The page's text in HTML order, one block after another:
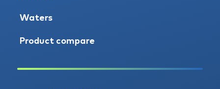
Waters
Product compare